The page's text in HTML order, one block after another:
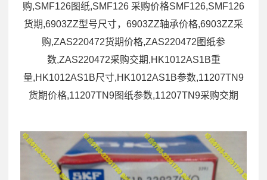
购,SMF126图纸,SMF126 采购价格SMF126,SMF126
货期,6903ZZ型号尺寸，6903ZZ轴承价格,6903ZZ采
购,ZAS220472货期价格,ZAS220472图纸参
数,ZAS220472采购交期,HK1012AS1B重
量,HK1012AS1B尺寸,HK1012AS1B参数,11207TN9
货期价格,11207TN9图纸参数,11207TN9采购交期